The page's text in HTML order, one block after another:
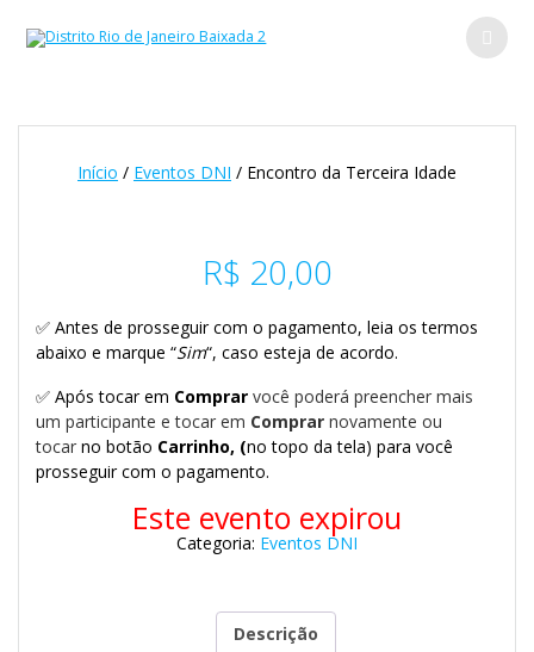
Início / Eventos DNI / Encontro da Terceira Idade
R$ 20,00
✅ Antes de prosseguir com o pagamento, leia os termos
abaixo e marque “Sim“, caso esteja de acordo.
✅ Após tocar em Comprar você poderá preencher mais
um participante e tocar em Comprar novamente ou
tocar no botão Carrinho, (no topo da tela) para você
prosseguir com o pagamento.
Este evento expirou
Categoria: Eventos DNI
Descrição